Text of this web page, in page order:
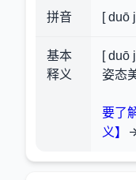
拼音 [ duō
基本
释义
[ duō
姿态
要了
义】